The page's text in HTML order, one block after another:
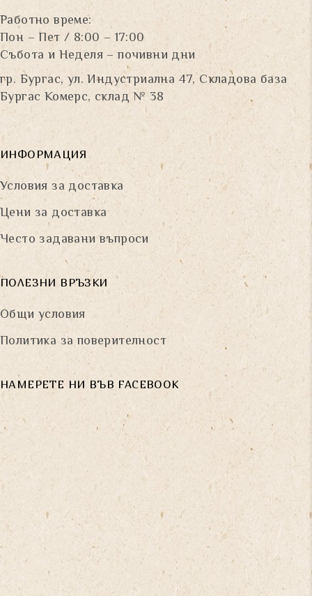
Работно време:
Пон – Пет / 8:00 – 17:00
Събота и Неделя – почивни дни
гр. Бургас, ул. Индустриална 47, Складова база
Бургас Комерс, склад № 38
ИНФОРМАЦИЯ
Условия за доставка
Цени за доставка
Често задавани въпроси
ПОЛЕЗНИ ВРЪЗКИ
Общи условия
Политика за поверителност
НАМЕРЕТЕ НИ ВЪВ FACEBOOK